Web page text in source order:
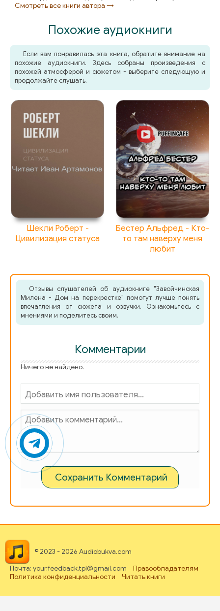
Смотреть все книги автора →
Похожие аудиокниги
Если вам понравилась эта книга, обратите внимание на
похожие аудиокниги. Здесь собраны произведения с
похожей атмосферой и сюжетом - выберите следующую и
продолжайте слушать.
Шекли Роберт -
Цивилизация статуса
Бестер Альфред - Кто-
то там наверху меня
любит
Отзывы слушателей об аудиокниге "Завойчинская
Милена - Дом на перекрестке" помогут лучше понять
впечатления от сюжета и озвучки. Ознакомьтесь с
мнениями и поделитесь своим.
Комментарии
Ничего не найдено.
Сохранить Комментарий
© 2023 - 2026 Audiobukva.com
Почта: your.feedback.tpl@gmail.com
Правообладателям
Политика конфиденциальности
Читать книги